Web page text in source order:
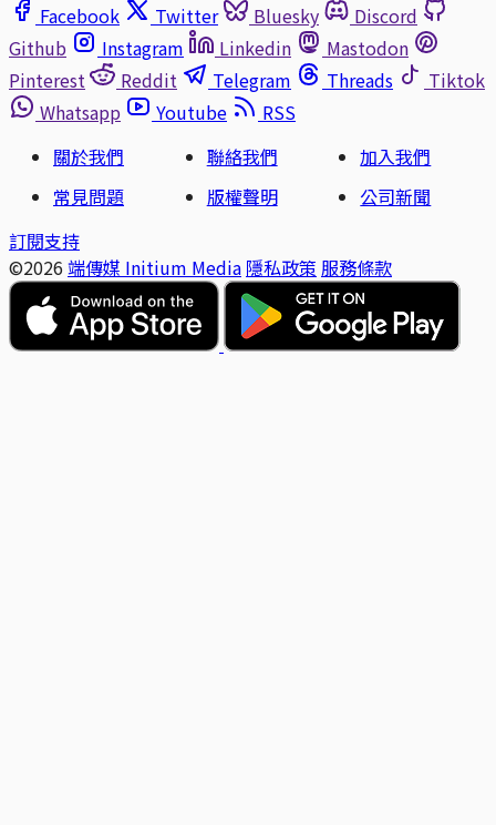
Facebook
Twitter Bluesky
Discord
Github
Instagram Linkedin
Mastodon
Pinterest
Reddit Telegram Threads
Tiktok
Whatsapp
Youtube
RSS
關於我們
聯絡我們
加入我們
常見問題
版權聲明
公司新聞
訂閱支持
©2026 端傳媒 Initium Media 隱私政策 服務條款